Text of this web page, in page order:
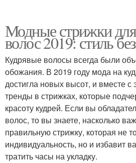
Асимметричные
стрижки
Стрижки с учетом
Каскадные стрижки
Модные стрижки
волос 2019: стиль
Кудрявые волосы всегда были
обожания. В 2019 году мода на
достигла новых высот, и вместе
тренды в стрижках, которые
красоту кудрей. Если вы
волос, то вы знаете, насколько
правильную стрижку, которая не
индивидуальность, но и избавит
тратить часы на укладку.